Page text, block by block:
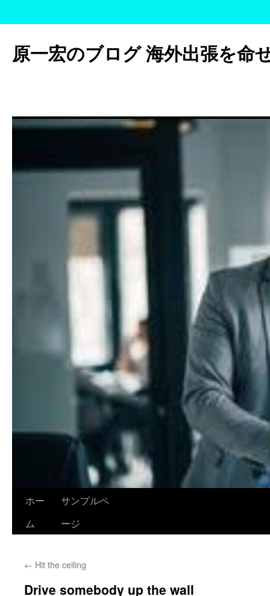
テ
ン
ッ
プ
原一宏のブログ 海外出張を命
ホー
ム
サンプルペ
ージ
← Hit the ceiling
Drive somebody up the wall